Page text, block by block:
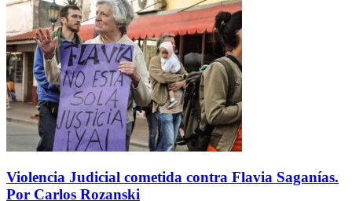
Violencia Judicial cometida contra Flavia Saganías.
Por Carlos Rozanski